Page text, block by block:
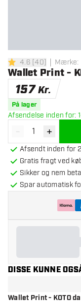
4.64.6 [40] Mærke:
Wallet Print -
157 Kr.
På lager
Afsendelse inden for:
Reducér antal
- Øg antal
+
Afsendt inden for
Gratis fragt ved
Sikker og nem
Spar automatisk
DISSE KUNNE
Wallet Print - KOTO